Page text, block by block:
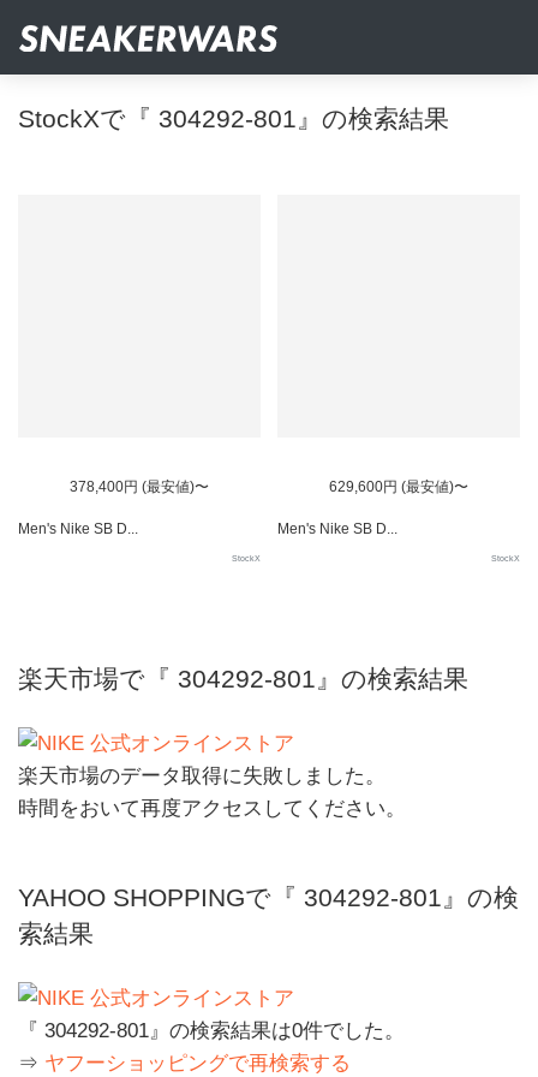
StockXで『 304292-801』の検索結果
378,400円 (最安値)〜
Men's Nike SB D...
StockX
629,600円 (最安値)〜
Men's Nike SB D...
StockX
楽天市場で『 304292-801』の検索結果
楽天市場のデータ取得に失敗しました。
時間をおいて再度アクセスしてください。
YAHOO SHOPPINGで『 304292-801』の検
索結果
『 304292-801』の検索結果は0件でした。
⇒ ヤフーショッピングで再検索する